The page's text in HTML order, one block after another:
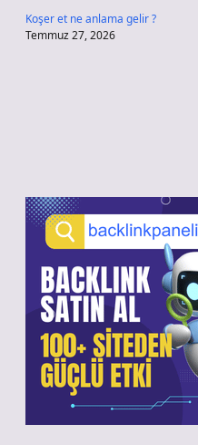
Koşer et ne anlama gelir ?
Temmuz 27, 2026